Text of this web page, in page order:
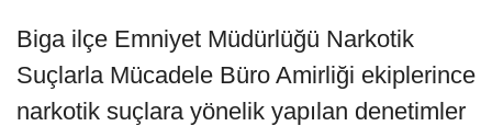
Biga ilçe Emniyet Müdürlüğü Narkotik
Suçlarla Mücadele Büro Amirliği ekiplerince
narkotik suçlara yönelik yapılan denetimler